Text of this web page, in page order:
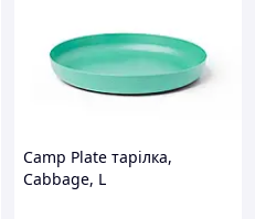
Camp Plate тарілка,
Cabbage, L